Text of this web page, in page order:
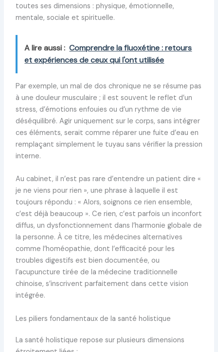
toutes ses dimensions : physique, émotionnelle,
mentale, sociale et spirituelle.
A lire aussi : Comprendre la fluoxétine : retours
et expériences de ceux qui l'ont utilisée
Par exemple, un mal de dos chronique ne se résume pas
à une douleur musculaire ; il est souvent le reflet d’un
stress, d’émotions enfouies ou d’un rythme de vie
déséquilibré. Agir uniquement sur le corps, sans intégrer
ces éléments, serait comme réparer une fuite d’eau en
remplaçant simplement le tuyau sans vérifier la pression
interne.
Au cabinet, il n’est pas rare d’entendre un patient dire «
je ne viens pour rien », une phrase à laquelle il est
toujours répondu : « Alors, soignons ce rien ensemble,
c’est déjà beaucoup ». Ce rien, c’est parfois un inconfort
diffus, un dysfonctionnement dans l’harmonie globale de
la personne. À ce titre, les médecines alternatives
comme l’homéopathie, dont l’efficacité pour les
troubles digestifs est bien documentée, ou
l’acupuncture tirée de la médecine traditionnelle
chinoise, s’inscrivent parfaitement dans cette vision
intégrée.
Les piliers fondamentaux de la santé holistique
La santé holistique repose sur plusieurs dimensions